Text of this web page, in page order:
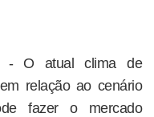
- O atual clima de
relação ao cenário
fazer o mercado